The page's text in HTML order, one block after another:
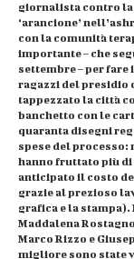
giornalista contro la
‘arancione’
con la comunità
importante – che
settembre – per
ragazzi del presidio
tappezzato la città
banchetto con le
quaranta disegni
spese del processo:
hanno fruttato più di
anticipato il costo
grazie al prezioso
grafica e la stampa).
Maddalena
Marco Rizzo e
migliore sono state